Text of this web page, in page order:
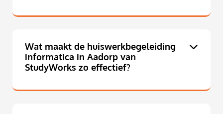
Wat maakt de huiswerkbegeleiding
informatica in Aadorp van
StudyWorks zo effectief?